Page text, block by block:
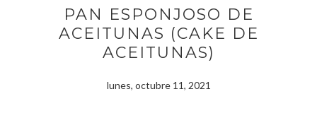
PAN ESPONJOSO DE
ACEITUNAS (CAKE DE
ACEITUNAS)
lunes, octubre 11, 2021